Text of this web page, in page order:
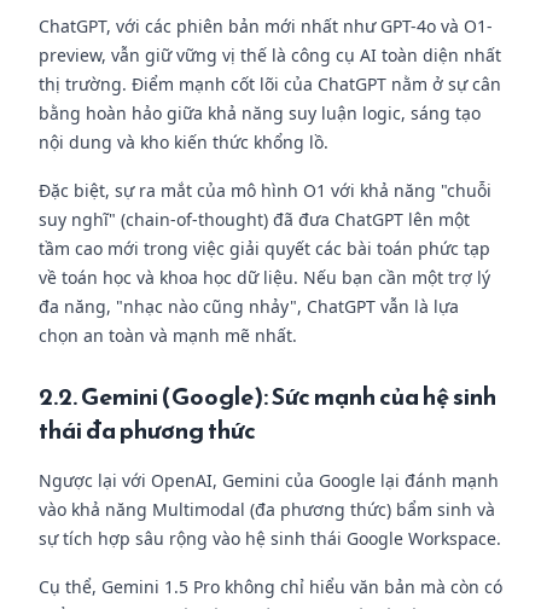
ChatGPT, với các phiên bản mới nhất như GPT-4o và O1-
preview, vẫn giữ vững vị thế là công cụ AI toàn diện nhất
thị trường. Điểm mạnh cốt lõi của ChatGPT nằm ở sự cân
bằng hoàn hảo giữa khả năng suy luận logic, sáng tạo
nội dung và kho kiến thức khổng lồ.
Đặc biệt, sự ra mắt của mô hình O1 với khả năng "chuỗi
suy nghĩ" (chain-of-thought) đã đưa ChatGPT lên một
tầm cao mới trong việc giải quyết các bài toán phức tạp
về toán học và khoa học dữ liệu. Nếu bạn cần một trợ lý
đa năng, "nhạc nào cũng nhảy", ChatGPT vẫn là lựa
chọn an toàn và mạnh mẽ nhất.
2.2. Gemini (Google): Sức mạnh của hệ sinh
thái đa phương thức
Ngược lại với OpenAI, Gemini của Google lại đánh mạnh
vào khả năng Multimodal (đa phương thức) bẩm sinh và
sự tích hợp sâu rộng vào hệ sinh thái Google Workspace.
Cụ thể, Gemini 1.5 Pro không chỉ hiểu văn bản mà còn có